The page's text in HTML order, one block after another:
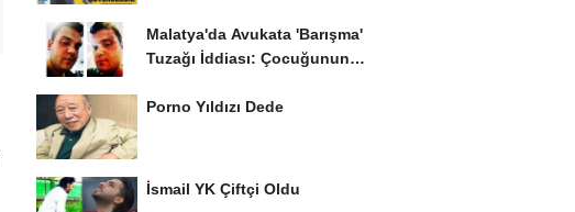
Malatya'da Avukata 'Barışma'
Tuzağı İddiası: Çocuğunun
Porno Yıldızı Dede
İsmail YK Çiftçi Oldu